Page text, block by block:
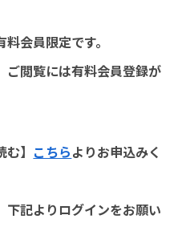
会員限定です。
閲覧には有料会員登録が
】 こちらよりお申込みく
下記よりログインをお願い